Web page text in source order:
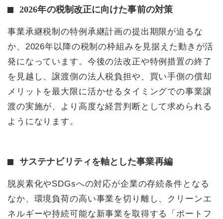
2026年の税制改正に向けた事前の対策
事業承継税制の特例承継計画の提出期限が迫るな
か、2026年以降の税制の枠組みを見据えた動きが活
発になっています。今後の法改正や特例措置の終了
を見越し、譲渡側の法人税負担や、買い手側の償却
メリットを最大限に活かせるタイミングでの事業譲
渡の実施が、より高度な経営判断として求められる
ようになります。
サステナビリティを軸とした事業再編
脱炭素化やSDGsへの対応が企業の存続条件となる
なか、環境負荷の高い事業を切り離し、クリーンエ
ネルギーや持続可能な新事業を取得する「ポートフ